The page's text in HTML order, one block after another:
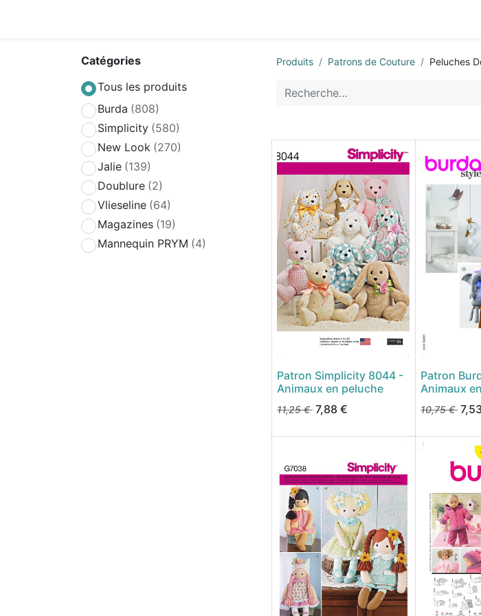
Catégories
Tous les produits
Burda (808)
Simplicity (580)
New Look (270)
Jalie (139)
Doublure (2)
Vlieseline (64)
Magazines (19)
Mannequin PRYM (4)
Produits Patrons de Couture Peluches
Patron Simplicity 8044 -
Animaux en peluche
11,25€ 7,88 €
Patron
Animaux
10,75€